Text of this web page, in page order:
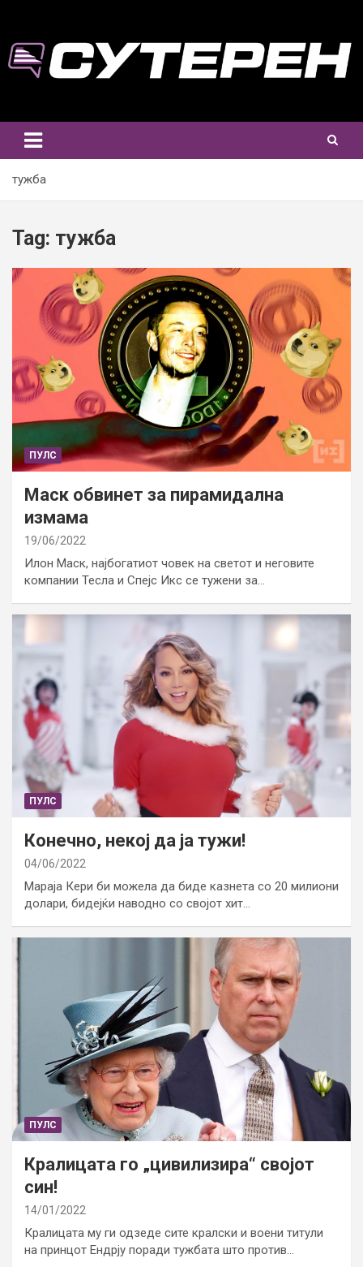
content
тужба
Tag: тужба
ПУЛС
Маск обвинет за пирамидална
измама
19/06/2022
Илон Маск, најбогатиот човек на светот и неговите
компании Тесла и Спејс Икс се тужени за…
ПУЛС
Конечно, некој да ја тужи!
04/06/2022
Мараја Кери би можела да биде казнета со 20 милиони
долари, бидејќи наводно со својот хит…
ПУЛС
Кралицата го „цивилизира“ својот
син!
14/01/2022
Кралицата му ги одзеде сите кралски и воени титули
на принцот Ендрју поради тужбата што против…